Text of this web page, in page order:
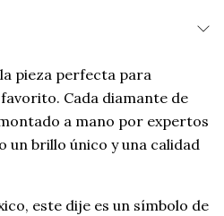
pieza perfecta para
Cada diamante de
a mano por expertos
un brillo único y una calidad
este dije es un símbolo de